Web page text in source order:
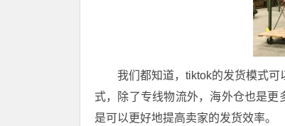
我们都知道，tiktok的发货模式
式，除了专线物流外，海外仓也是
是可以更好地提高卖家的发货效率。